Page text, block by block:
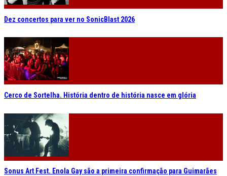
Dez concertos para ver no SonicBlast 2026
Cerco de Sortelha. História dentro de história nasce em glória
Sonus Art Fest. Enola Gay são a primeira confirmação para Guimarães